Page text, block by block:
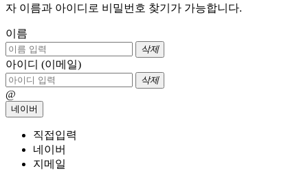
자 이름과 아이디로 비밀번호 찾기가 가능합니다.
이름
삭제
아이디 (이메일)
삭제
@
네이버
직접입력
네이버
지메일